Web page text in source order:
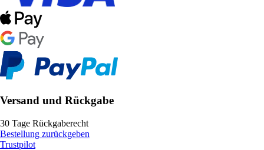
Versand und Rückgabe
30 Tage Rückgaberecht
Bestellung zurückgeben
Trustpilot